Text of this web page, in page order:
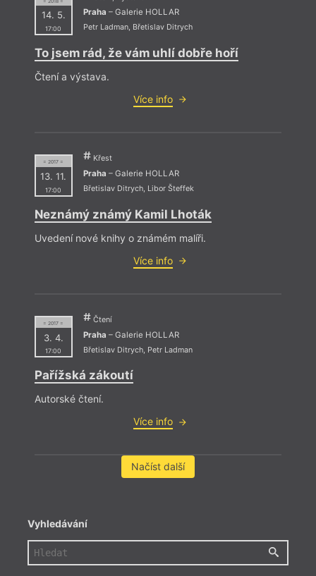
14. 5.
17:00
Praha – Galerie HOLLAR
Petr Ladman, Břetislav Ditrych
To jsem rád, že vám uhlí dobře hoří
Čtení a výstava.
Více info
= 2017 =
13. 11.
17:00
Křest
Praha – Galerie HOLLAR
Břetislav Ditrych, Libor Šteffek
Neznámý známý Kamil Lhoták
Uvedení nové knihy o známém malíři.
Více info
= 2017 =
3. 4.
17:00
Čtení
Praha – Galerie HOLLAR
Břetislav Ditrych, Petr Ladman
Pařížská zákoutí
Autorské čtení.
Více info
Načíst další
Vyhledávání